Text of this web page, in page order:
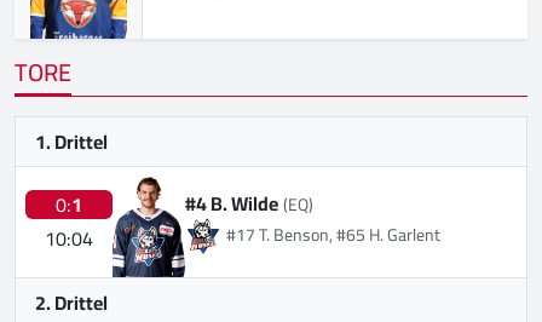
TORE
1. Drittel
0:1
10:04
#4 B. Wilde(EQ)
#17 T. Benson, #65 H. Garlent
2. Drittel